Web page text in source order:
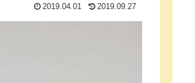
2019.04.01 2019.09.27